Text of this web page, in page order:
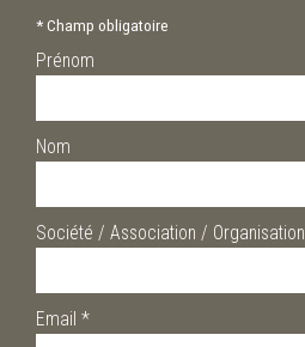
*Champ obligatoire
Prénom
Nom
Société / Association / Organisation
Email *